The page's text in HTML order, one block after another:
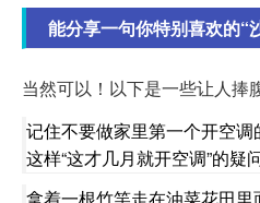
能分享一句你特别喜欢的“
当然可以！以下是一些让人捧
记住不要做家里第一个开空调
这样“这才几月就开空调”的疑
拿着一根竹竿走在油菜花田